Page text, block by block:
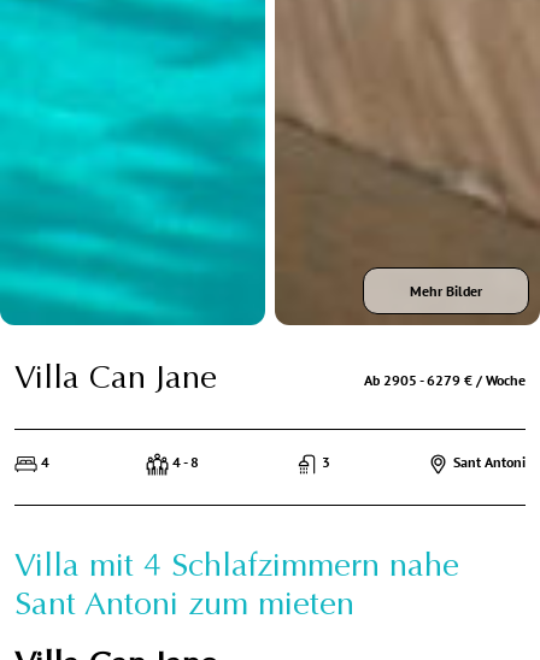
Mehr Bilder
Villa Can Jane
4 4 - 8 3 Sant Antoni
Ab 2905 - 6279 € / Woche
Villa mit 4 Schlafzimmern nahe
Sant Antoni zum mieten